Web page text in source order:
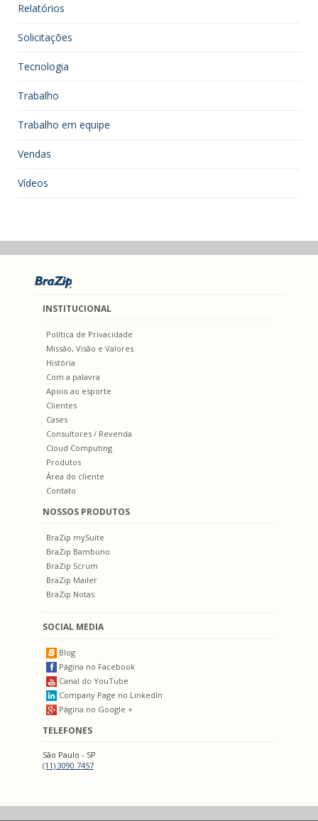
Relatórios
Solicitações
Tecnologia
Trabalho
Trabalho em equipe
Vendas
Vídeos
INSTITUCIONAL
Política de Privacidade
Missão, Visão e Valores
História
Com a palavra
Apoio ao esporte
Clientes
Cases
Consultores / Revenda
Cloud Computing
Produtos
Área do cliente
Contato
NOSSOS PRODUTOS
BraZip mySuite
BraZip Bambuno
BraZip Scrum
BraZip Mailer
BraZip Notas
SOCIAL MEDIA
Blog
Página no Facebook
Canal do YouTube
Company Page no LinkedIn
Página no Google +
TELEFONES
São Paulo - SP
(11) 3090.7457